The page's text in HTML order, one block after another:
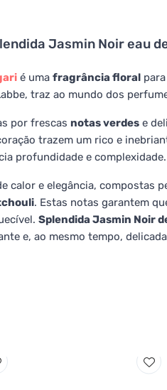
Jasmin Noir eau
é uma fragrância floral
traz ao mundo dos
por frescas notas verdes e
trazem um rico e
profundidade e complexidade.
calor e elegância, compostas
. Estas notas garantem
Splendida Jasmin Noir
e, ao mesmo tempo,